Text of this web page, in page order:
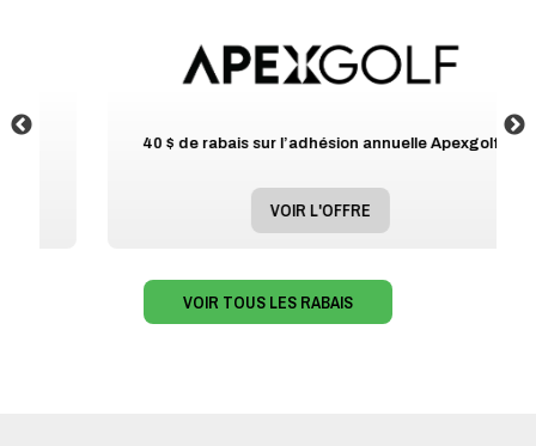
40 $ de rabais sur l’adhésion annuelle Apexgolf
VOIR L'OFFRE
VOIR TOUS LES RABAIS